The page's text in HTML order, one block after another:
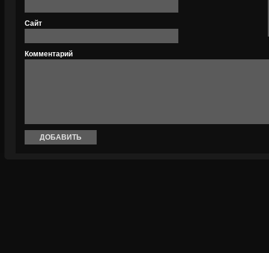
Сайт
Комментарий